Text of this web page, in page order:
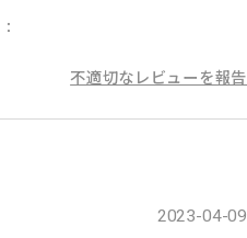
不適切なレビューを報告
2023-04-09